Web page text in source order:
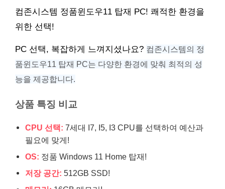
컴존시스템 정품윈도우11 탑재 PC! 쾌적한 환경을
위한 선택!
PC 선택, 복잡하게 느껴지셨나요? 컴존시스템의 정
품윈도우11 탑재 PC는 다양한 환경에 맞춰 최적의 성
능을 제공합니다.
상품 특징 비교
CPU 선택: 7세대 I7, I5, I3 CPU를 선택하여 예산과
필요에 맞게!
OS: 정품 Windows 11 Home 탑재!
저장 공간: 512GB SSD!